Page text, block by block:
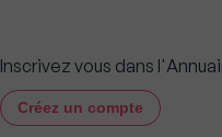
Inscrivez vous dans
Créez un compte